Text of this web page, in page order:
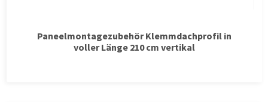
Paneelmontagezubehör Klemmdachprofil in
voller Länge 210 cm vertikal